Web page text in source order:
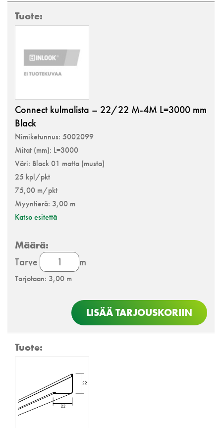
Connect kulmalista – 22/22 M-4M L=3000 mm
Black
Nimiketunnus: 5002099
Mitat (mm): L=3000
Väri: Black 01 matta (musta)
25 kpl/pkt
75,00 m/pkt
Myyntierä: 3,00 m
Katso esitettä
TarveConnect
kulmalista
määrä
m
Tarjotaan: 3,00 m
LISÄÄ TARJOUSKORIIN